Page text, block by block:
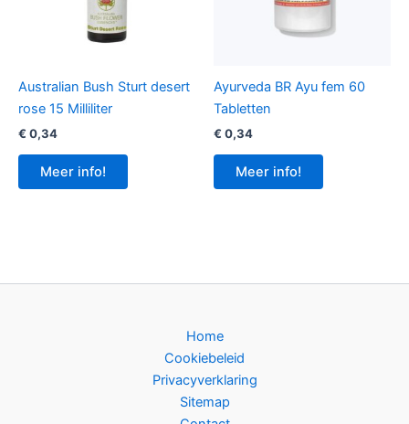
Australian Bush Sturt desert
rose 15 Milliliter
€ 0,34
Meer info!
Ayurveda BR Ayu fem 60
Tabletten
€ 0,34
Meer info!
Home
Cookiebeleid
Privacyverklaring
Sitemap